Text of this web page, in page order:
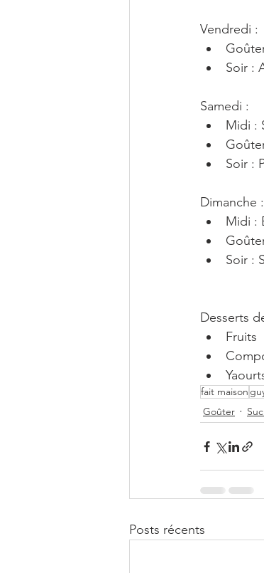
Vendredi :
Soir :
Samedi :
Midi :
Soir :
Dimanche :
Midi :
Soir :
Desserts
Fruits
fait maison
Goûter
Posts récents